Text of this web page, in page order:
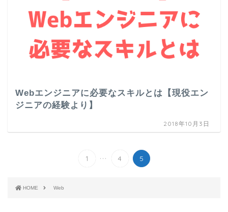
Webエンジニアに必要なスキルとは【現役エン
ジニアの経験より】
2018年10月3日
1 ... 4 5
HOME Web